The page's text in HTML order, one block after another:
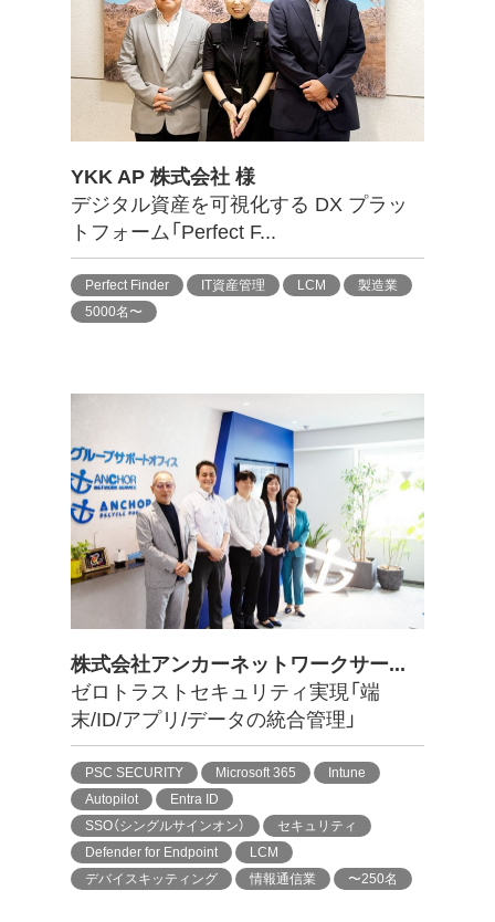
YKK AP 株式会社 様
デジタル資産を可視化する DX プラッ
トフォーム「Perfect F...
Perfect Finder IT資産管理 LCM
製造業
5000名〜
株式会社アンカーネットワークサー...
ゼロトラストセキュリティ実現「端
末/ID/アプリ/データの統合管理」
PSC SECURITY Microsoft 365
Intune
Autopilot
Entra ID
SSO（シングルサインオン）
セキュリティ
Defender for Endpoint
LCM
デバイスキッティング
情報通信業 〜250名